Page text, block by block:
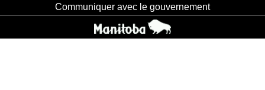
Communiquer avec le gouvernement